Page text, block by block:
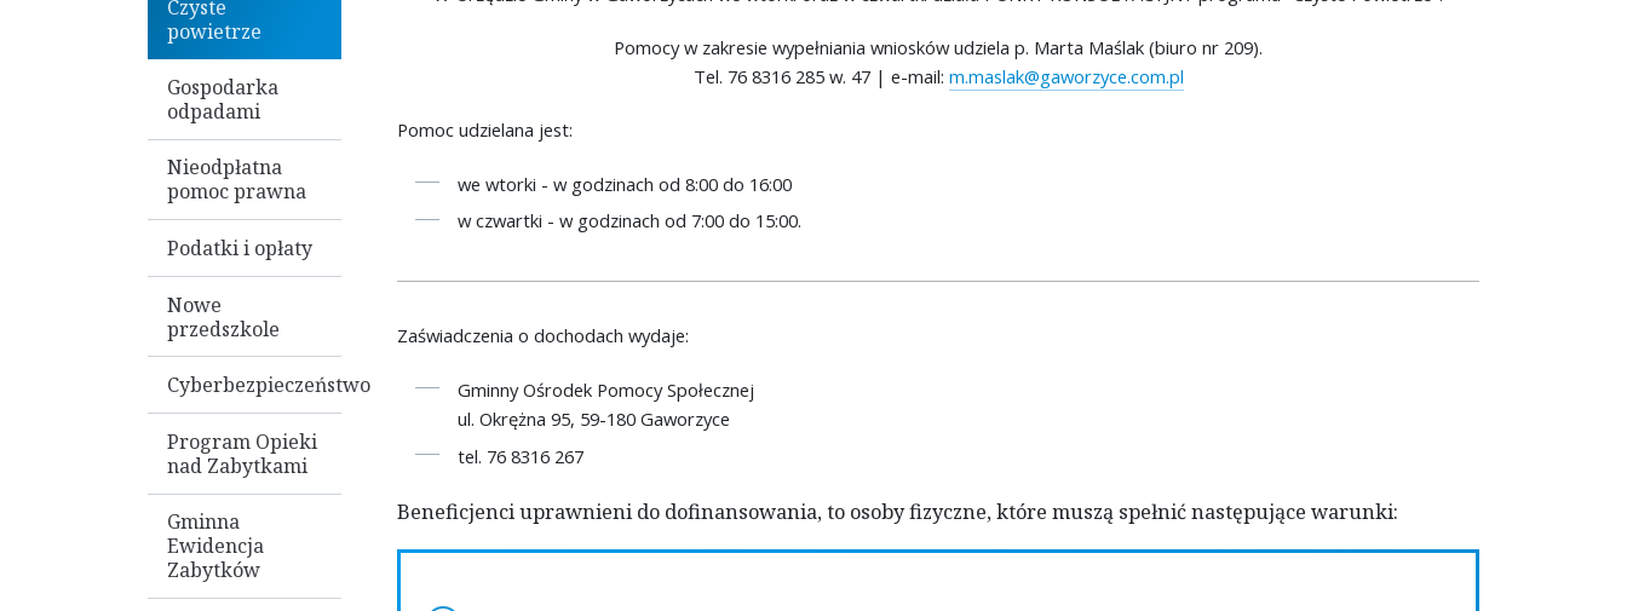
Czyste
powietrze
Gospodarka
odpadami
Nieodpłatna
pomoc prawna
Podatki i opłaty
Nowe
przedszkole
Cyberbezpieczeństwo
Program Opieki
nad Zabytkami
Gminna
Ewidencja
Zabytków
Pomocy w zakresie wypełniania wniosków udziela p. Marta Maślak (biuro nr 209).
Tel. 76 8316 285 w. 47 | e-mail: m.maslak@gaworzyce.com.pl
Pomoc udzielana jest:
we wtorki - w godzinach od 8:00 do 16:00
w czwartki - w godzinach od 7:00 do 15:00.
Zaświadczenia o dochodach wydaje:
Gminny Ośrodek Pomocy Społecznej
ul. Okrężna 95, 59-180 Gaworzyce
tel. 76 8316 267
Beneficjenci uprawnieni do dofinansowania, to osoby fizyczne, które muszą spełnić następujące warunki: